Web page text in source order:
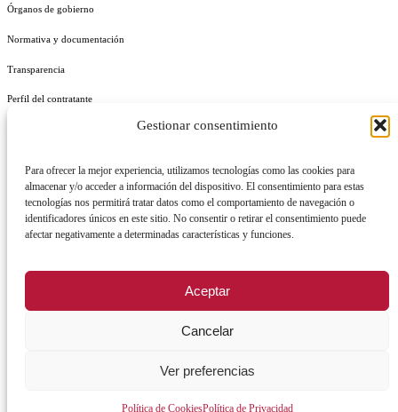
Gestionar consentimiento
Para ofrecer la mejor experiencia, utilizamos tecnologías como las cookies para
almacenar y/o acceder a información del dispositivo. El consentimiento para estas
tecnologías nos permitirá tratar datos como el comportamiento de navegación o
identificadores únicos en este sitio. No consentir o retirar el consentimiento puede
afectar negativamente a determinadas características y funciones.
Aceptar
Cancelar
Ver preferencias
Política de CookiesPolítica de Privacidad
Órganos de gobierno
Normativa y documentación
Transparencia
Perfil del contratante
REGISTRO DE ACTIVIDADES DE TRATAMIENTO